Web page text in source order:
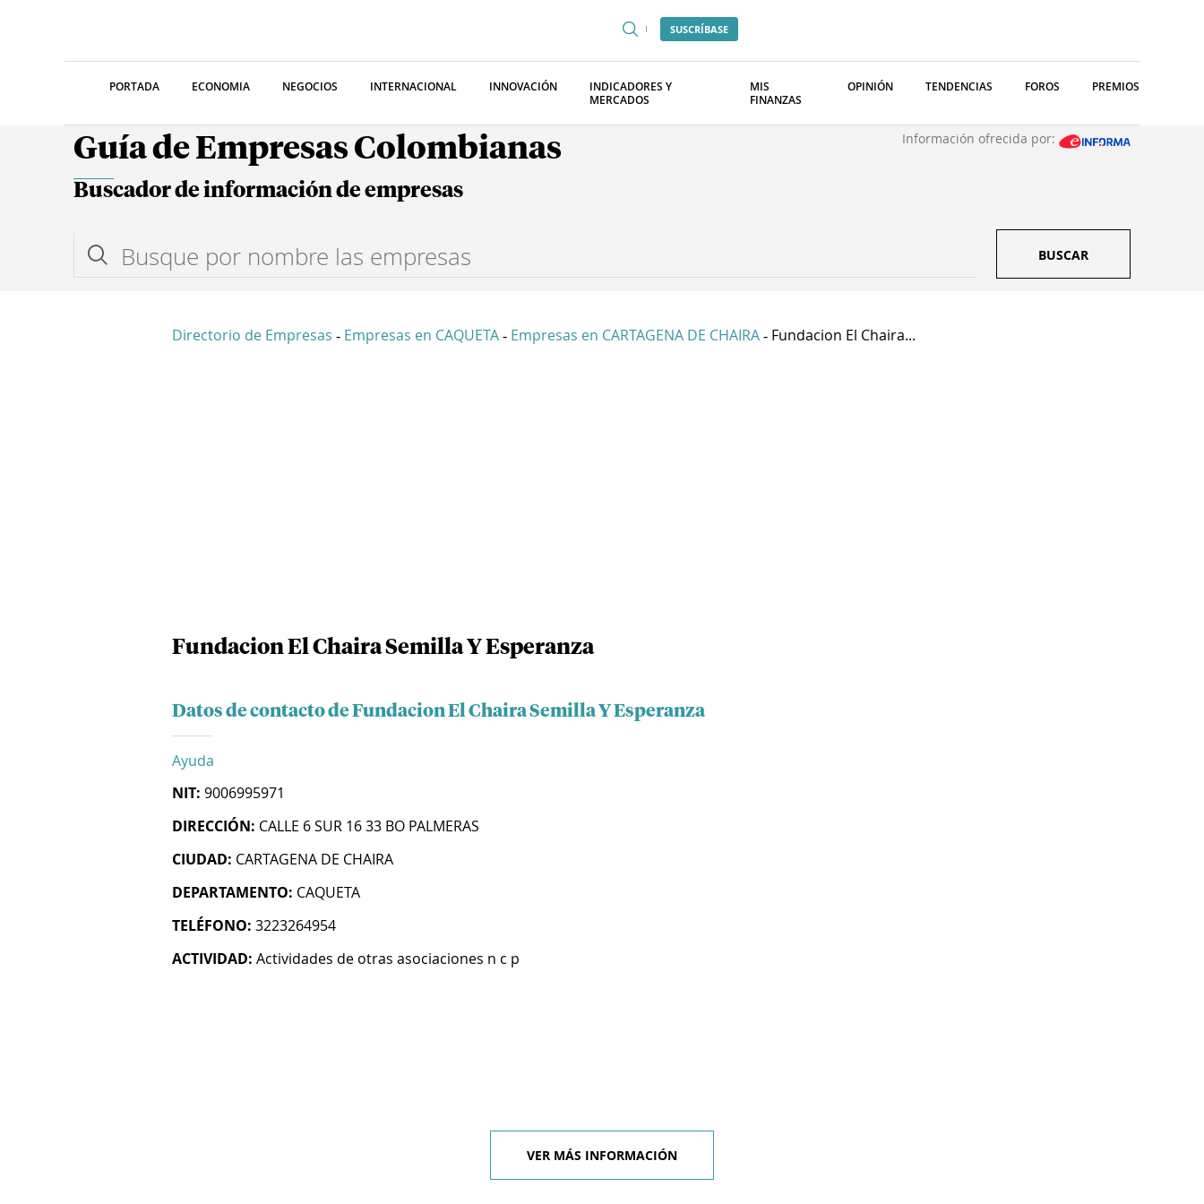
SUSCRÍBASE
PORTADA ECONOMIA NEGOCIOS INTERNACIONAL INNOVACIÓN
INDICADORES Y
MERCADOS
MIS
FINANZAS
OPINIÓN TENDENCIAS FOROS PREMIOS
Guía de Empresas Colombianas Información ofrecida por:
Buscador de información de empresas
BUSCAR
Directorio de Empresas - Empresas en CAQUETA - Empresas en CARTAGENA DE CHAIRA - Fundacion El Chaira...
Fundacion El Chaira Semilla Y Esperanza
Datos de contacto de Fundacion El Chaira Semilla Y Esperanza
Ayuda
NIT: 9006995971
DIRECCIÓN: CALLE 6 SUR 16 33 BO PALMERAS
CIUDAD: CARTAGENA DE CHAIRA
DEPARTAMENTO: CAQUETA
TELÉFONO: 3223264954
ACTIVIDAD: Actividades de otras asociaciones n c p
VER MÁS INFORMACIÓN